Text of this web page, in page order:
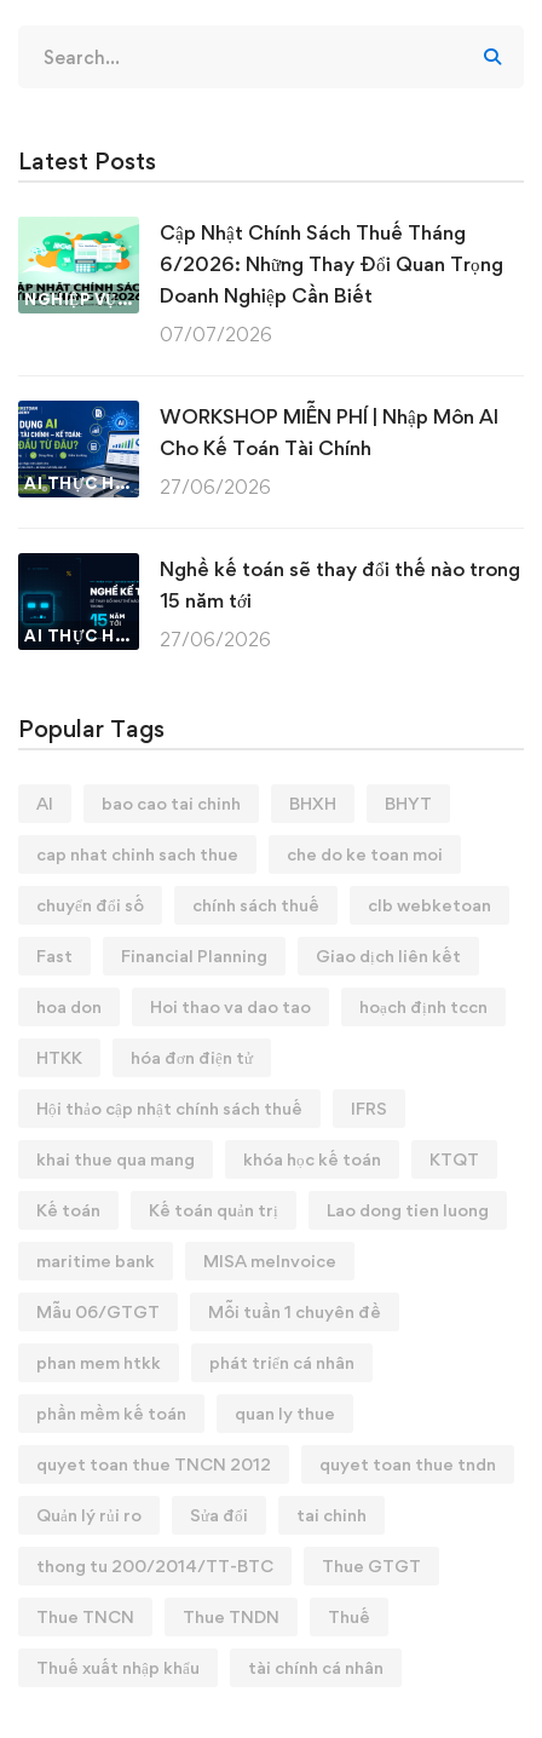
for:
Latest Posts
NGHIỆP VỤ KẾ TOÁN & THUẾ
Cập Nhật Chính Sách Thuế Tháng
6/2026: Những Thay Đổi Quan Trọng
Doanh Nghiệp Cần Biết
07/07/2026
AI THỰC HÀNH
WORKSHOP MIỄN PHÍ | Nhập Môn AI
Cho Kế Toán Tài Chính
27/06/2026
AI THỰC HÀNH
Nghề kế toán sẽ thay đổi thế nào trong
15 năm tới
27/06/2026
Popular Tags
AI bao cao tai chinh BHXH BHYT
cap nhat chinh sach thue che do ke toan moi
chuyển đổi số chính sách thuế clb webketoan
Fast Financial Planning Giao dịch liên kết
hoa don Hoi thao va dao tao hoạch định tccn
HTKK hóa đơn điện tử
Hội thảo cập nhật chính sách thuế IFRS
khai thue qua mang khóa học kế toán KTQT
Kế toán Kế toán quản trị Lao dong tien luong
maritime bank MISA meInvoice
Mẫu 06/GTGT Mỗi tuần 1 chuyên đề
phan mem htkk phát triển cá nhân
phần mềm kế toán quan ly thue
quyet toan thue TNCN 2012 quyet toan thue tndn
Quản lý rủi ro Sửa đổi tai chinh
thong tu 200/2014/TT-BTC Thue GTGT
Thue TNCN Thue TNDN Thuế
Thuế xuất nhập khẩu tài chính cá nhân